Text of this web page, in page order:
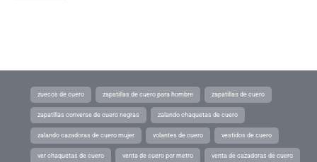
zuecos de cuero zapatillas de cuero para hombre zapatillas de cuero
zapatillas converse de cuero negras zalando chaquetas de cuero
zalando cazadoras de cuero mujer volantes de cuero vestidos de cuero
ver chaquetas de cuero venta de cuero por metro venta de cazadoras de cuero